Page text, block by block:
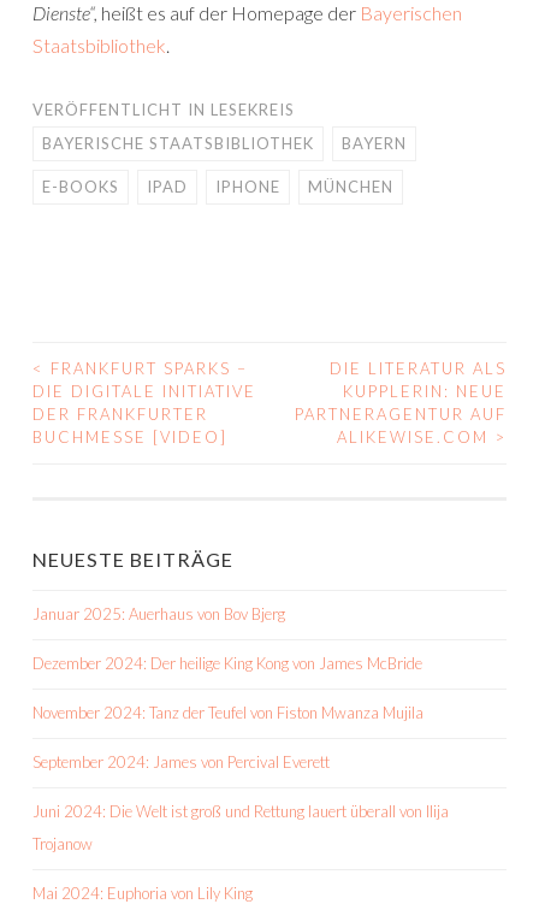
Dienste“, heißt es auf der Homepage der Bayerischen
Staatsbibliothek.
VERÖFFENTLICHT IN LESEKREIS
BAYERISCHE STAATSBIBLIOTHEK
BAYERN
E-BOOKS IPAD IPHONE MÜNCHEN
BEITRAGS-
NAVIGATION
<
FRANKFURT SPARKS –
DIE DIGITALE INITIATIVE
DER FRANKFURTER
BUCHMESSE [VIDEO]
DIE LITERATUR ALS
KUPPLERIN: NEUE
PARTNERAGENTUR AUF
ALIKEWISE.COM
>
NEUESTE BEITRÄGE
Januar 2025: Auerhaus von Bov Bjerg
Dezember 2024: Der heilige King Kong von James McBride
November 2024: Tanz der Teufel von Fiston Mwanza Mujila
September 2024: James von Percival Everett
Juni 2024: Die Welt ist groß und Rettung lauert überall von Ilija
Trojanow
Mai 2024: Euphoria von Lily King